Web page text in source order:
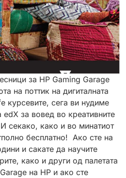
за HP Gaming Garage
на поттик на дигиталната
курсевите, сега ви нудиме
за вовед во креативните
секако, како и во минатиот
бесплатно! Ако сте на
и сакате да научите
како и други од палетата
на HP и ако сте